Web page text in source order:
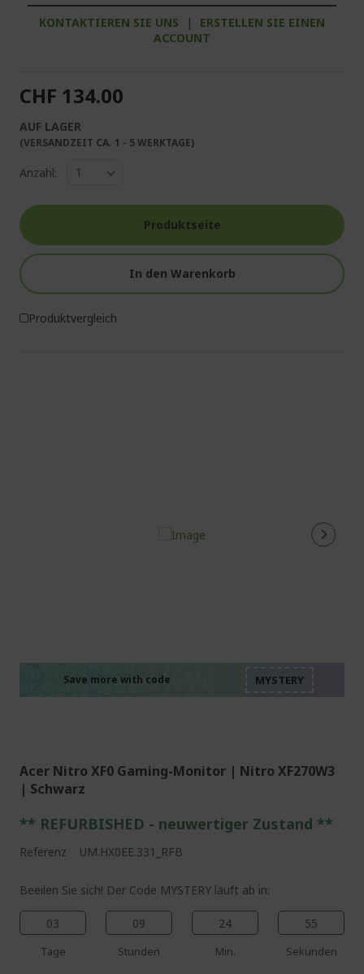
KONTAKTIEREN SIE UNS |
ERSTELLEN SIE EINEN
ACCOUNT
CHF 134.00
AUF LAGER
(VERSANDZEIT CA. 1 - 5 WERKTAGE)
Anzahl:
Produktseite
In den Warenkorb
Produktvergleich
Save more with code
Acer Nitro XF0 Gaming-Monitor | Nitro XF270W3
| Schwarz
** REFURBISHED - neuwertiger Zustand **
Referenz UM.HX0EE.331_RFB
Beeilen Sie sich! Der Code MYSTERY läuft ab in:
03
Tage
09
Stunden
24
Min.
54
Sekunden